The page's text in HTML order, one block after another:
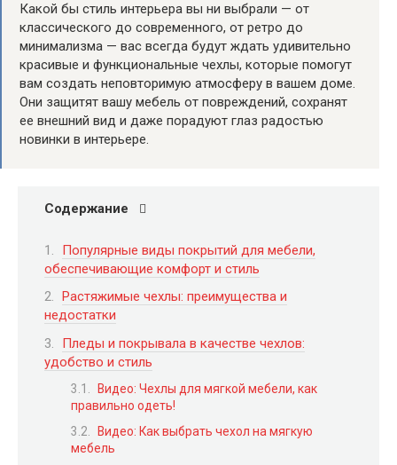
Какой бы стиль интерьера вы ни выбрали — от
классического до современного, от ретро до
минимализма — вас всегда будут ждать удивительно
красивые и функциональные чехлы, которые помогут
вам создать неповторимую атмосферу в вашем доме.
Они защитят вашу мебель от повреждений, сохранят
ее внешний вид и даже порадуют глаз радостью
новинки в интерьере.
Содержание
Популярные виды покрытий для мебели,
обеспечивающие комфорт и стиль
Растяжимые чехлы: преимущества и
недостатки
Пледы и покрывала в качестве чехлов:
удобство и стиль
Видео: Чехлы для мягкой мебели, как
правильно одеть!
Видео: Как выбрать чехол на мягкую
мебель